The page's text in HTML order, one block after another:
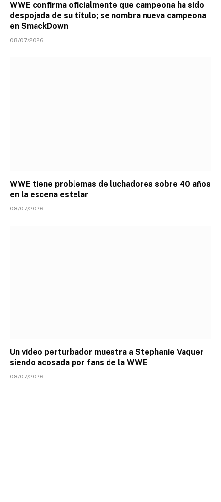
WWE confirma oficialmente que campeona ha sido
despojada de su título; se nombra nueva campeona
en SmackDown
08/07/2026
WWE tiene problemas de luchadores sobre 40 años
en la escena estelar
08/07/2026
Un vídeo perturbador muestra a Stephanie Vaquer
siendo acosada por fans de la WWE
08/07/2026